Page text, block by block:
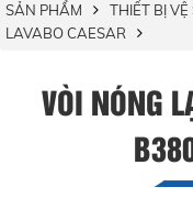
SẢN PHẨM THIẾT BỊ VỆ
LAVABO CAESAR
VÒI NÓNG